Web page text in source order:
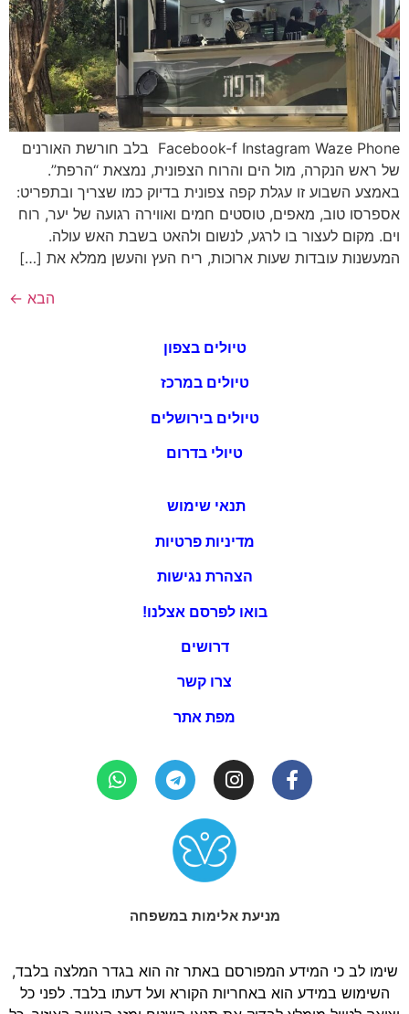
Facebook-f Instagram Waze Phone בלב חורשת האורנים
של ראש הנקרה, מול הים והרוח הצפונית, נמצאת “הרפת”.
באמצע השבוע זו עגלת קפה צפונית בדיוק כמו שצריך ובתפריט:
אספרסו טוב, מאפים, טוסטים חמים ואווירה רגועה של יער, רוח
וים. מקום לעצור בו לרגע, לנשום ולהאט בשבת האש עולה.
המעשנות עובדות שעות ארוכות, ריח העץ והעשן ממלא את […]
הבא ←
טיולים בצפון
טיולים במרכז
טיולים בירושלים
טיולי בדרום
תנאי שימוש
מדיניות פרטיות
הצהרת נגישות
בואו לפרסם אצלנו!
דרושים
צרו קשר
מפת אתר
מניעת אלימות במשפחה
שימו לב כי המידע המפורסם באתר זה הוא בגדר המלצה בלבד,
השימוש במידע הוא באחריות הקורא ועל דעתו בלבד. לפני כל